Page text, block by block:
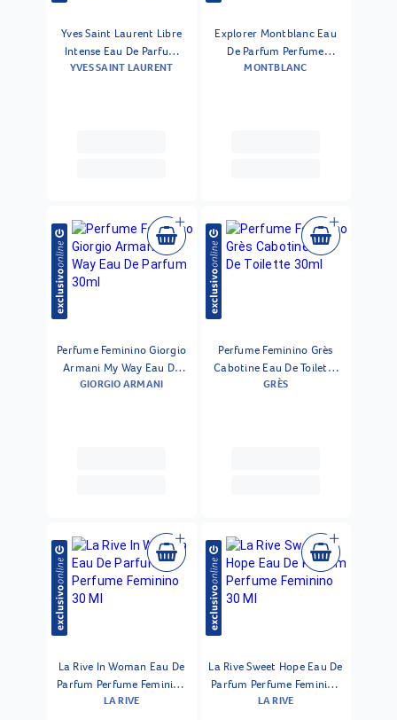
Yves Saint Laurent Libre
Intense Eau De Parfum
Perfume Feminino 30ml
YVES SAINT LAURENT
Explorer Montblanc Eau
De Parfum Perfume
Masculino 30 Ml
MONTBLANC
Perfume Feminino Giorgio
Armani My Way Eau De
Parfum 30ml
GIORGIO ARMANI
Perfume Feminino Grès
Cabotine Eau De Toilette
30ml
GRÈS
La Rive In Woman Eau De
Parfum Perfume Feminino
30 Ml
LA RIVE
La Rive Sweet Hope Eau De
Parfum Perfume Feminino
30 Ml
LA RIVE